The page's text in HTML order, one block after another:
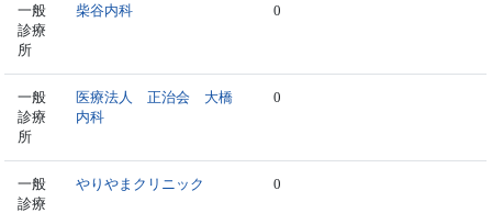
一般
診療
所
柴谷内科 0
一般
診療
所
医療法人 正治会 大橋
内科
0
一般
診療
やりやまクリニック 0